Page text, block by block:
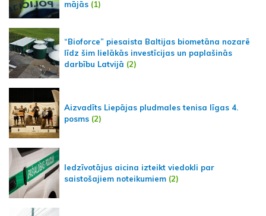
mājās (1)
“Bioforce” piesaista Baltijas biometāna nozarē
līdz šim lielākās investīcijas un paplašinās
darbību Latvijā (2)
Aizvadīts Liepājas pludmales tenisa līgas 4.
posms (2)
Iedzīvotājus aicina izteikt viedokli par
saistošajiem noteikumiem (2)